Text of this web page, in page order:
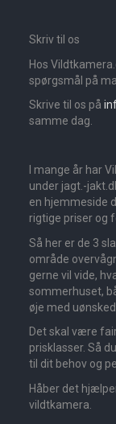
Skriv til os
Hos
spørgsmål på
Skrive til os på
samme dag.
I mange år har
under jagt.-
en hjemmeside
rigtige priser og
Så her er de 3
område
gerne vil vide,
sommerhuset,
øje med
Det skal være
prisklasser. Så
til dit behov og
Håber det
vildtkamera.